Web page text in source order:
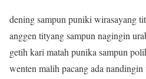
dening sampun puniki wirasayang
anggen tityang sampun nagingin
getih kari matah punika sampun
wenten malih pacang ada